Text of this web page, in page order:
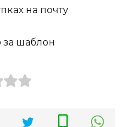
на почту
за шаблон